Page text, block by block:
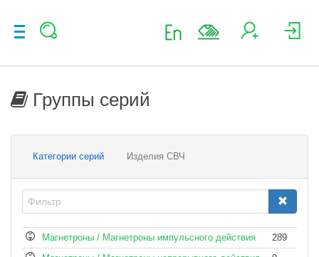
Группы серий
Категории серий Изделия СВЧ
Магнетроны / Магнетроны импульсного действия
289